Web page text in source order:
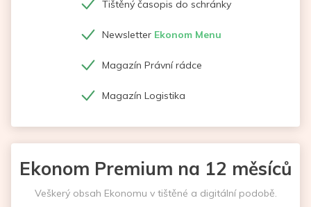
Tištěný časopis do schránky
Newsletter Ekonom Menu
Magazín Právní rádce
Magazín Logistika
Ekonom Premium na 12 měsíců
Veškerý obsah Ekonomu v tištěné a digitální podobě.